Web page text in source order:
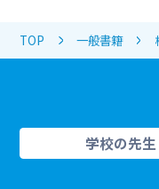
TOP 一般書籍
学校の先